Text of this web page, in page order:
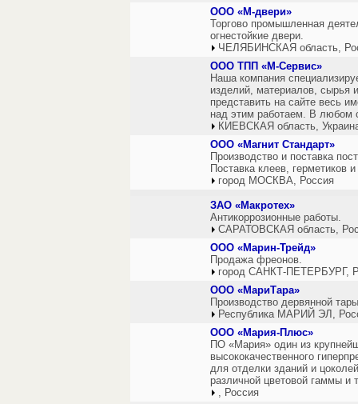
ООО «М-двери»
Торгово промышленная
огнестойкие двери.
ЧЕЛЯБИНСКАЯ область,
ООО ТПП «М-Сервис»
Наша компания
изделий, материалов, сырья
представить на сайте весь
над этим работаем. В любом
КИЕВСКАЯ область,
ООО «Магнит Стандарт»
Производство и поставка
Поставка клеев, герметиков
город МОСКВА, Россия
ЗАО «Макротех»
Антикоррозионные работы.
САРАТОВСКАЯ область,
ООО «Марин-Трейд»
Продажа фреонов.
город САНКТ-ПЕТЕРБУРГ,
ООО «МариТара»
Производство дервянной
Республика МАРИЙ ЭЛ,
ООО «Мария-Плюс»
ПО «Мария» один из
высококачественного
для отделки зданий и
различной цветовой гаммы и
, Россия